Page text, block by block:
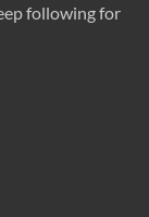
following for